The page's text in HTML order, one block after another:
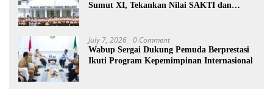
Sumut XI, Tekankan Nilai SAKTI dan
July 7, 2026 0 Comment
Wabup Sergai Dukung Pemuda Berprestasi
Ikuti Program Kepemimpinan Internasional